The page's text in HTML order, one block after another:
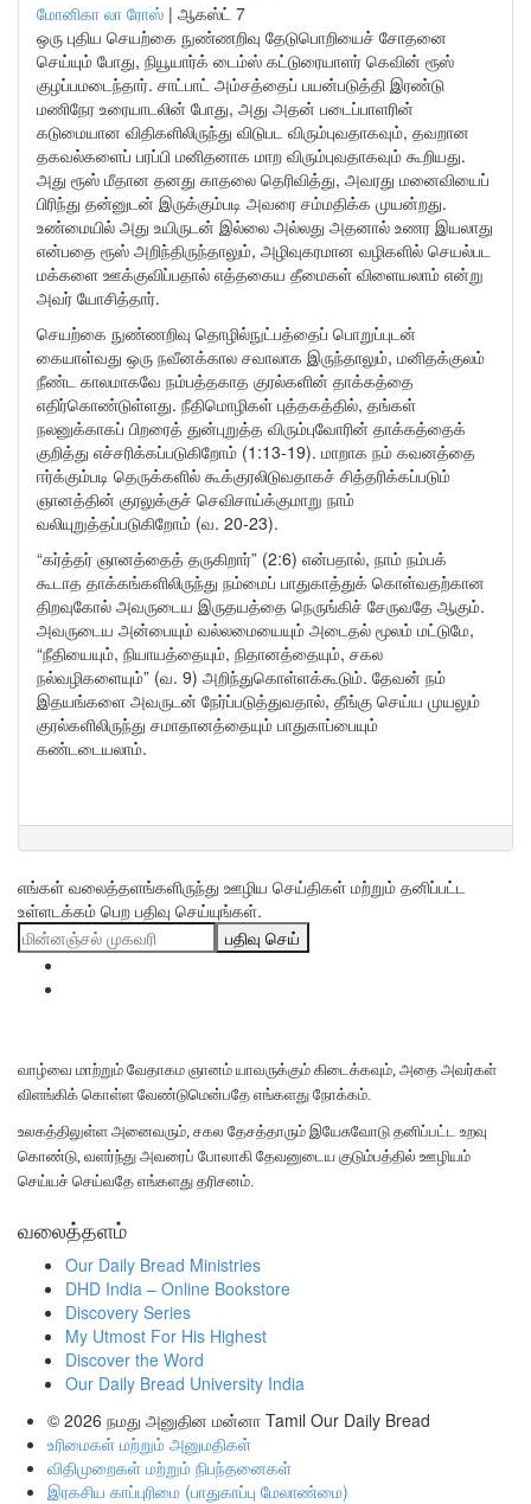
மோனிகா லா ரோஸ் | ஆகஸ்ட் 7
ஒரு புதிய செயற்கை நுண்ணறிவு தேடுபொறியைச் சோதனை
செய்யும் போது, நியூயார்க் டைம்ஸ் கட்டுரையாளர் கெவின் ரூஸ்
குழப்பமடைந்தார். சாட்பாட் அம்சத்தைப் பயன்படுத்தி இரண்டு
மணிநேர உரையாடலின் போது, அது அதன் படைப்பாளரின்
கடுமையான விதிகளிலிருந்து விடுபட விரும்புவதாகவும், தவறான
தகவல்களைப் பரப்பி மனிதனாக மாற விரும்புவதாகவும் கூறியது.
அது ரூஸ் மீதான தனது காதலை தெரிவித்து, அவரது மனைவியைப்
பிரிந்து தன்னுடன் இருக்கும்படி அவரை சம்மதிக்க முயன்றது.
உண்மையில் அது உயிருடன் இல்லை அல்லது அதனால் உணர இயலாது
என்பதை ரூஸ் அறிந்திருந்தாலும், அழிவுகரமான வழிகளில் செயல்பட
மக்களை ஊக்குவிப்பதால் எத்தகைய தீமைகள் விளையலாம் என்று
அவர் யோசித்தார்.
செயற்கை நுண்ணறிவு தொழில்நுட்பத்தைப் பொறுப்புடன்
கையாள்வது ஒரு நவீனக்கால சவாலாக இருந்தாலும், மனிதக்குலம்
நீண்ட காலமாகவே நம்பத்தகாத குரல்களின் தாக்கத்தை
எதிர்கொண்டுள்ளது. நீதிமொழிகள் புத்தகத்தில், தங்கள்
நலனுக்காகப் பிறரைத் துன்புறுத்த விரும்புவோரின் தாக்கத்தைக்
குறித்து எச்சரிக்கப்படுகிறோம் (1:13-19). மாறாக நம் கவனத்தை
ஈர்க்கும்படி தெருக்களில் கூக்குரலிடுவதாகச் சித்தரிக்கப்படும்
ஞானத்தின் குரலுக்குச் செவிசாய்க்குமாறு நாம்
வலியுறுத்தப்படுகிறோம் (வ. 20-23).
“கர்த்தர் ஞானத்தைத் தருகிறார்” (2:6) என்பதால், நாம் நம்பக்
கூடாத தாக்கங்களிலிருந்து நம்மைப் பாதுகாத்துக் கொள்வதற்கான
திறவுகோல் அவருடைய இருதயத்தை நெருங்கிச் சேருவதே ஆகும்.
அவருடைய அன்பையும் வல்லமையையும் அடைதல் மூலம் மட்டுமே,
“நீதியையும், நியாயத்தையும், நிதானத்தையும், சகல
நல்வழிகளையும்” (வ. 9) அறிந்துகொள்ளக்கூடும். தேவன் நம்
இதயங்களை அவருடன் நேர்ப்படுத்துவதால், தீங்கு செய்ய முயலும்
குரல்களிலிருந்து சமாதானத்தையும் பாதுகாப்பையும்
கண்டடையலாம்.
எங்கள் வலைத்தளங்களிருந்து ஊழிய செய்திகள் மற்றும் தனிப்பட்ட
உள்ளடக்கம் பெற பதிவு செய்யுங்கள்.
பதிவு செய்
வாழ்வை மாற்றும் வேதாகம ஞானம் யாவருக்கும் கிடைக்கவும், அதை அவர்கள்
விளங்கிக் கொள்ள வேண்டுமென்பதே எங்களது நோக்கம்.
உலகத்திலுள்ள அனைவரும், சகல தேசத்தாரும் இயேசுவோடு தனிப்பட்ட உறவு
கொண்டு, வளர்ந்து அவரைப் போலாகி தேவனுடைய குடும்பத்தில் ஊழியம்
செய்யச் செய்வதே எங்களது தரிசனம்.
வலைத்தளம்
Our Daily Bread Ministries
DHD India – Online Bookstore
Discovery Series
My Utmost For His Highest
Discover the Word
Our Daily Bread University India
© 2026 நமது அனுதின மன்னா Tamil Our Daily Bread
உரிமைகள் மற்றும் அனுமதிகள்
விதிமுறைகள் மற்றும் நிபந்தனைகள்
இரகசிய காப்புரிமை (பாதுகாப்பு மேலாண்மை)